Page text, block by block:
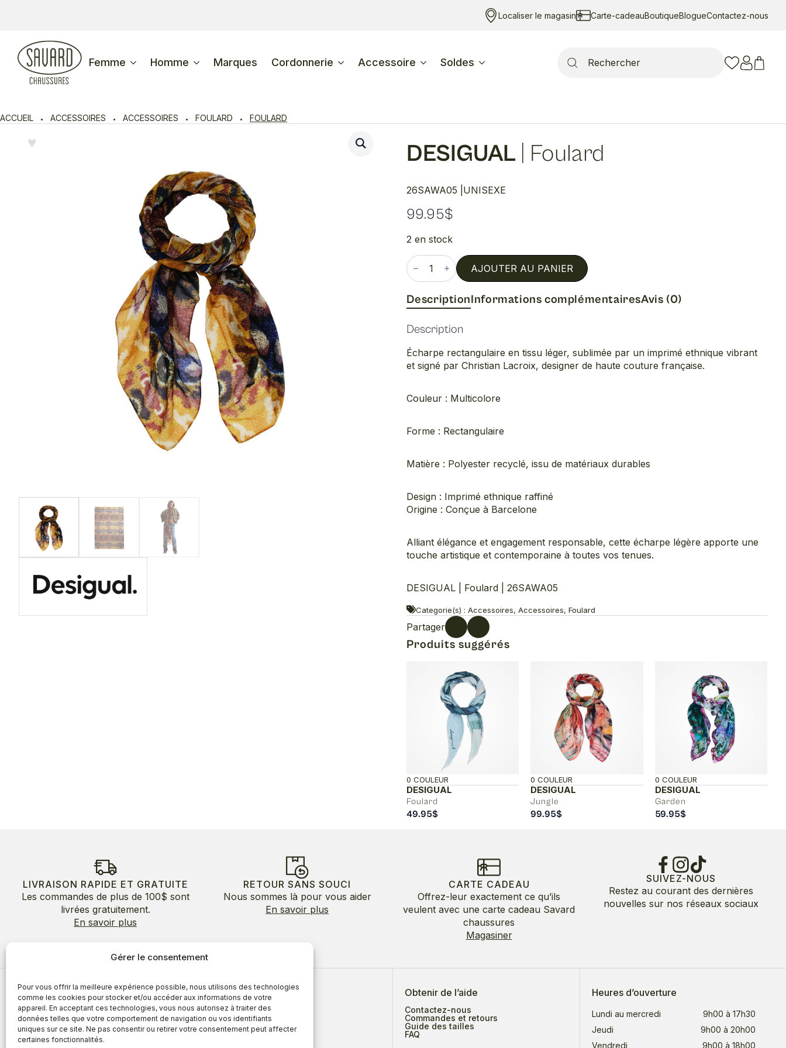
Gérer le consentement
Pour vous offrir la meilleure expérience possible, nous utilisons des technologies
comme les cookies pour stocker et/ou accéder aux informations de votre
appareil. En acceptant ces technologies, vous nous autorisez à traiter des
données telles que votre comportement de navigation ou vos identifiants
uniques sur ce site. Ne pas consentir ou retirer votre consentement peut affecter
certaines fonctionnalités.
Localiser le magasin Carte-cadeauBoutiqueBlogueContactez-nous
Femme Homme Marques Cordonnerie Accessoire Soldes
for:
ACCUEIL ACCESSOIRES ACCESSOIRES FOULARD FOULARD
♥︎ DESIGUAL Foulard
26SAWA05 | UNISEXE
99.95$
2 en stock
quantité
de
Foulard
AJOUTER AU PANIER
DescriptionInformations complémentairesAvis (0)
Description
Écharpe rectangulaire en tissu léger, sublimée par un imprimé ethnique vibrant
et signé par Christian Lacroix, designer de haute couture française.
Couleur : Multicolore
Forme : Rectangulaire
Matière : Polyester recyclé, issu de matériaux durables
Design : Imprimé ethnique raffiné
Origine : Conçue à Barcelone
Alliant élégance et engagement responsable, cette écharpe légère apporte une
touche artistique et contemporaine à toutes vos tenues.
DESIGUAL | Foulard | 26SAWA05
Categorie(s) : Accessoires, Accessoires, Foulard
Partager
Produits suggérés
DESIGUAL
Foulard
0 COULEUR
49.95$
DESIGUAL
Jungle
0 COULEUR
99.95$
DESIGUAL
Garden
0 COULEUR
59.95$
LIVRAISON RAPIDE ET GRATUITE
Les commandes de plus de 100$ sont
livrées gratuitement.
En savoir plus
RETOUR SANS SOUCI
Nous sommes là pour vous aider
En savoir plus
CARTE CADEAU
Offrez-leur exactement ce qu’ils
veulent avec une carte cadeau Savard
chaussures
Magasiner
SUIVEZ-NOUS
Restez au courant des dernières
nouvelles sur nos réseaux sociaux
À propos de nous
À propos
Avantages
Blogue
Témoignages
Obtenir de l’aide
Contactez-nous
Commandes et retours
Guide des tailles
FAQ
Heures d’ouverture
Lundi au mercredi
9h00 à 17h30
Jeudi
9h00 à 20h00
Vendredi
9h00 à 18h00